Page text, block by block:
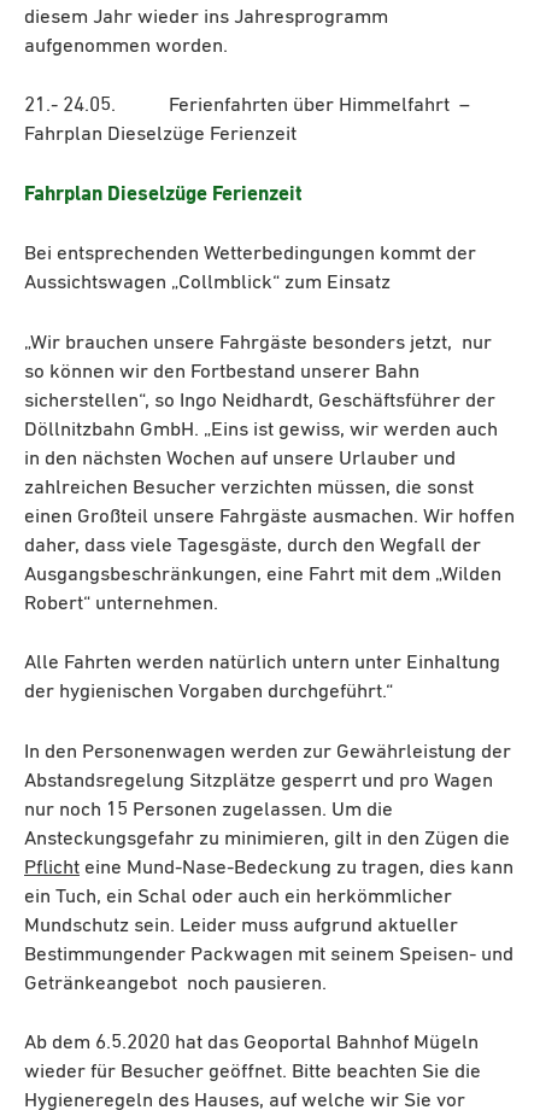
diesem Jahr wieder ins Jahresprogramm
aufgenommen worden.
21.- 24.05. Ferienfahrten über Himmelfahrt –
Fahrplan Dieselzüge Ferienzeit
Fahrplan Dieselzüge Ferienzeit
Bei entsprechenden Wetterbedingungen kommt der
Aussichtswagen „Collmblick“ zum Einsatz
„Wir brauchen unsere Fahrgäste besonders jetzt, nur
so können wir den Fortbestand unserer Bahn
sicherstellen“, so Ingo Neidhardt, Geschäftsführer der
Döllnitzbahn GmbH. „Eins ist gewiss, wir werden auch
in den nächsten Wochen auf unsere Urlauber und
zahlreichen Besucher verzichten müssen, die sonst
einen Großteil unsere Fahrgäste ausmachen. Wir hoffen
daher, dass viele Tagesgäste, durch den Wegfall der
Ausgangsbeschränkungen, eine Fahrt mit dem „Wilden
Robert“ unternehmen.
Alle Fahrten werden natürlich untern unter Einhaltung
der hygienischen Vorgaben durchgeführt.“
In den Personenwagen werden zur Gewährleistung der
Abstandsregelung Sitzplätze gesperrt und pro Wagen
nur noch 15 Personen zugelassen. Um die
Ansteckungsgefahr zu minimieren, gilt in den Zügen die
Pflicht eine Mund-Nase-Bedeckung zu tragen, dies kann
ein Tuch, ein Schal oder auch ein herkömmlicher
Mundschutz sein. Leider muss aufgrund aktueller
Bestimmungender Packwagen mit seinem Speisen- und
Getränkeangebot noch pausieren.
Ab dem 6.5.2020 hat das Geoportal Bahnhof Mügeln
wieder für Besucher geöffnet. Bitte beachten Sie die
Hygieneregeln des Hauses, auf welche wir Sie vor